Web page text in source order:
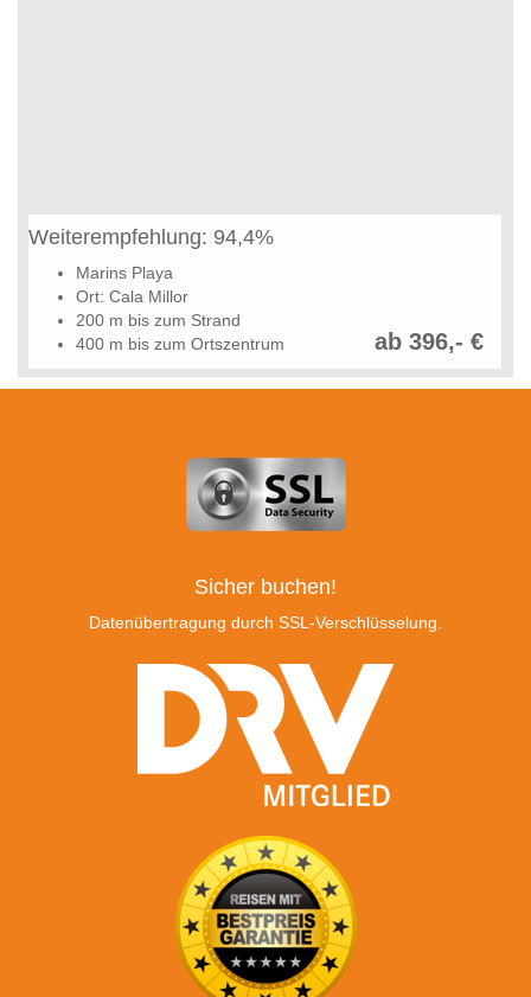
Weiterempfehlung: 94,4%
Marins Playa
Ort: Cala Millor
200 m bis zum Strand
400 m bis zum Ortszentrum
ab 396,- €
Sicher buchen!
Datenübertragung durch SSL-Verschlüsselung.